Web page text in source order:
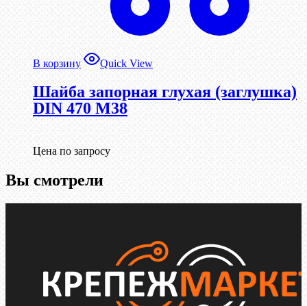
В корзину Quick View
Шайба запорная глухая (заглушка)
DIN 470 М38
Цена по запросу
Вы смотрели